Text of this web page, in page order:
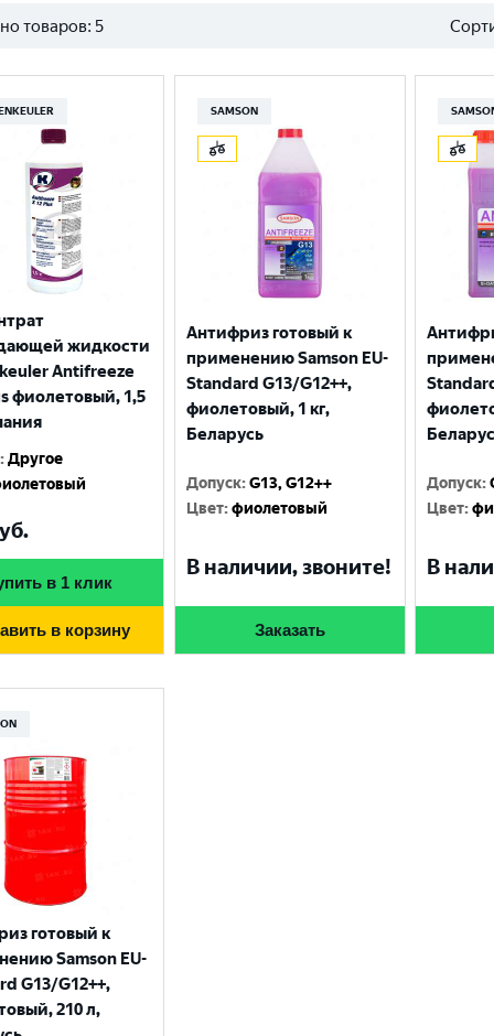
товаров: 5
жидкости
Antifreeze
фиолетовый, 1,5
:Другое
в 1 клик
в корзину
SAMSON
Антифриз готовый к
применению Samson EU-
Standard G13/G12++,
фиолетовый, 1 кг,
Беларусь
Допуск:G13, G12++
Цвет:фиолетовый
В наличии, звоните!
Заказать
Допуск:
Цвет:
В
готовый к
Samson EU-
G13/G12++,
210 л,